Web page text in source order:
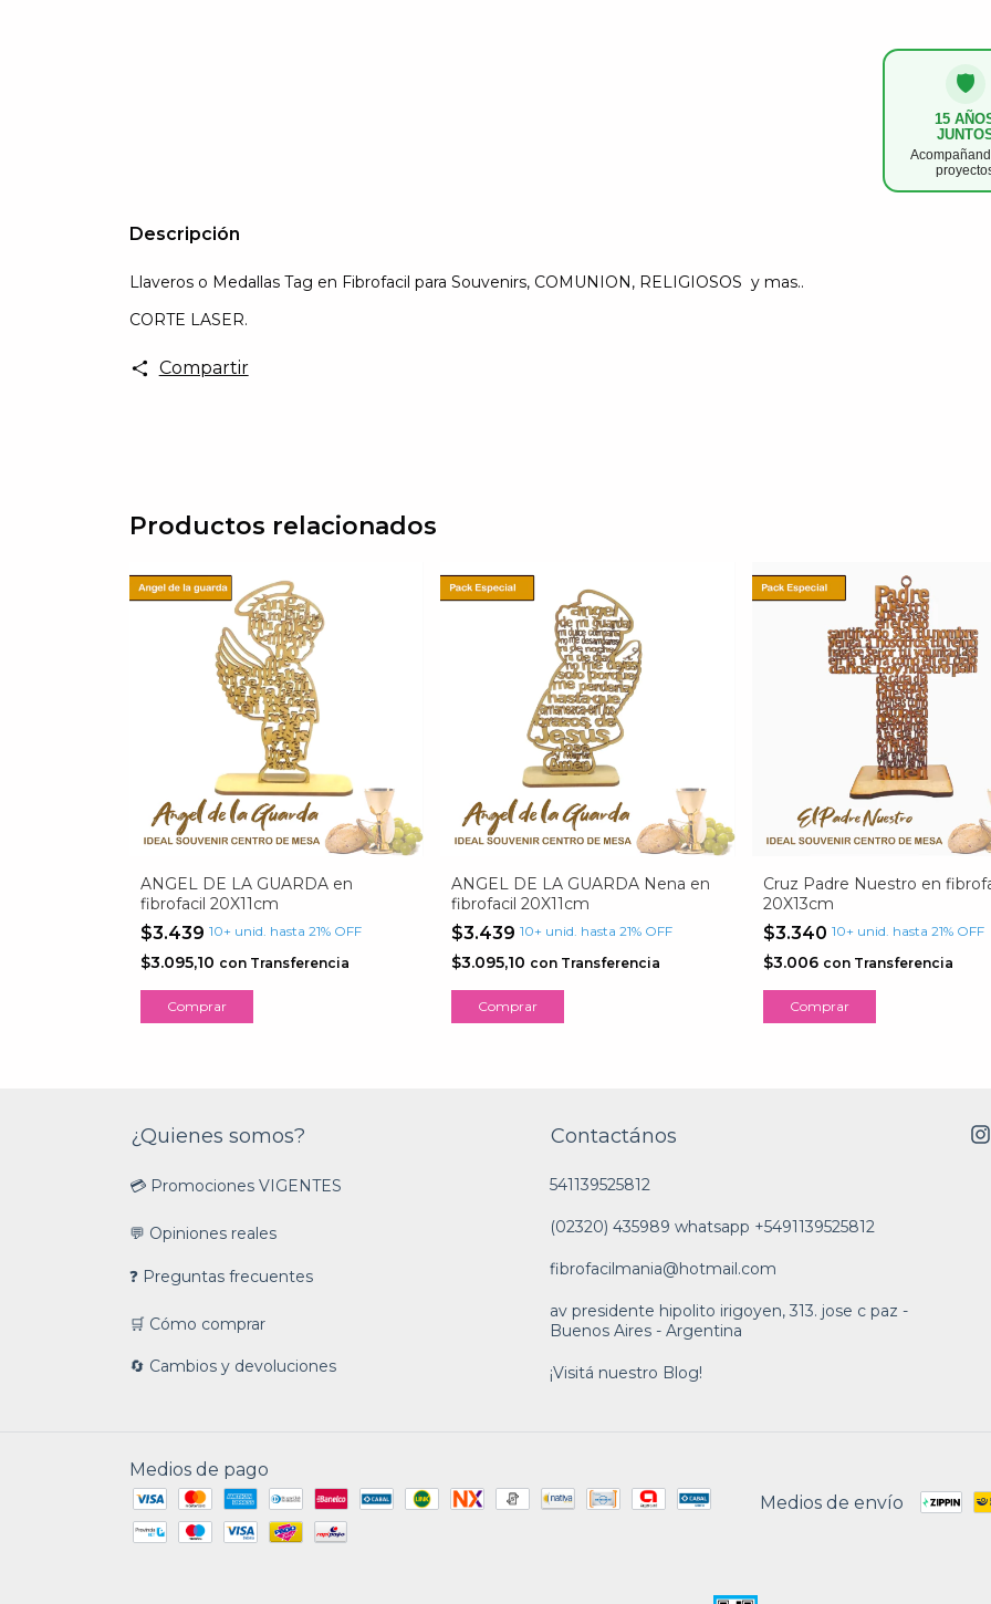
🛡️
15
Descripción
Llaveros o Medallas Tag en Fibrofacil para Souvenirs, COMUNION, RELIGIOSOS y mas..
CORTE LASER.
Compartir
Productos relacionados
ANGEL DE LA GUARDA en
fibrofacil 20X11cm
$3.439 10+ unid. hasta 21% OFF
$3.095,10 con Transferencia
ANGEL DE LA GUARDA Nena en
fibrofacil 20X11cm
$3.43910+ unid. hasta 21% OFF
$3.095,10 con Transferencia
Cruz Padre Nuestro en
20X13cm
$3.340 10+ unid. hasta 21% OFF
$3.006 con Transferencia
¿Quienes somos?
💳 Promociones VIGENTES
💬 Opiniones reales
❓ Preguntas frecuentes
🛒 Cómo comprar
🔄 Cambios y devoluciones
Contactános
541139525812
(02320) 435989 whatsapp +5491139525812
fibrofacilmania@hotmail.com
av presidente hipolito irigoyen, 313. jose c paz -
Buenos Aires - Argentina
¡Visitá nuestro Blog!
Medios de pago
Medios de envío